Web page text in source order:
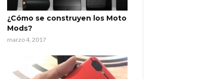
¿Cómo se construyen los Moto
Mods?
marzo 4, 2017